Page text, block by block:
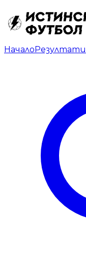
НачалоРезултати